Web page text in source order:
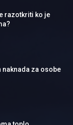
razotkriti ko je
naknada za osobe